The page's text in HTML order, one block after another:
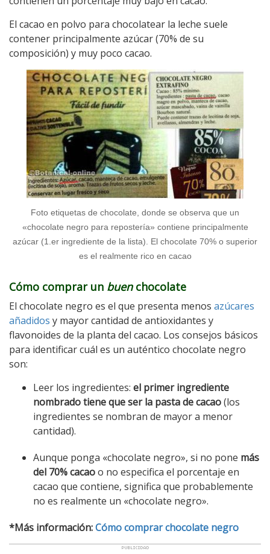
El cacao en polvo para chocolatear la leche suele
contener principalmente azúcar (70% de su
composición) y muy poco cacao.
Foto etiquetas de chocolate, donde se observa que un
«chocolate negro para repostería» contiene principalmente
azúcar (1.er ingrediente de la lista). El chocolate 70% o superior
es el realmente rico en cacao
Cómo comprar un buenchocolate
El chocolate negro es el que presenta menos azúcares
añadidos y mayor cantidad de antioxidantes y
flavonoides de la planta del cacao. Los consejos básicos
para identificar cuál es un auténtico chocolate negro
son:
Leer los ingredientes: el primer ingrediente
nombrado tiene que ser la pasta de cacao(los
ingredientes se nombran de mayor a menor
cantidad).
Aunque ponga «chocolate negro», si no pone más
del 70% cacaoo no especifica el porcentaje en
cacao que contiene, significa que probablemente
no es realmente un «chocolate negro».
*Más información:Cómo comprar chocolate negro